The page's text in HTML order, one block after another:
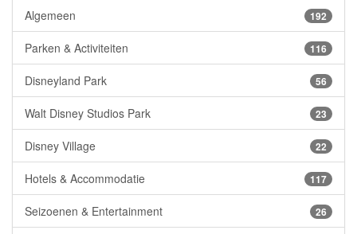
192
Algemeen
116
Parken & Activiteiten
56
Disneyland Park
23
Walt Disney Studios Park
22
Disney Village
117
Hotels & Accommodatie
26
Seizoenen & Entertainment